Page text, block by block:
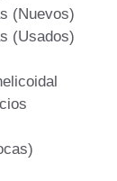
(Nuevos)
(Usados)